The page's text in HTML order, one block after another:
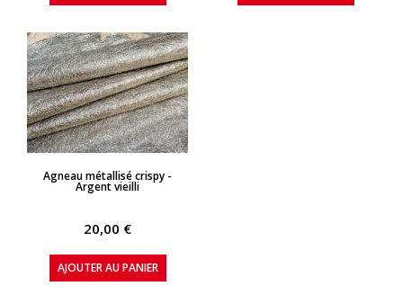
APERÇU RAPIDE
Agneau métallisé crispy -
Argent vieilli
20,00 €
AJOUTER AU PANIER